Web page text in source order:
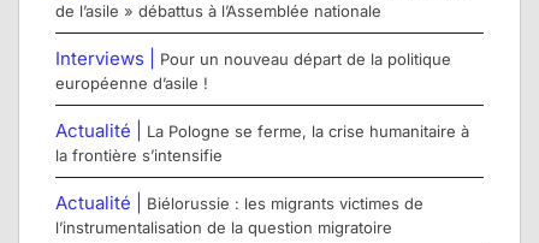
de l’asile » débattus à l’Assemblée nationale
Interviews |
Pour un nouveau départ de la politique
européenne d’asile !
Actualité |
La Pologne se ferme, la crise humanitaire à
la frontière s’intensifie
Actualité |
Biélorussie : les migrants victimes de
l’instrumentalisation de la question migratoire